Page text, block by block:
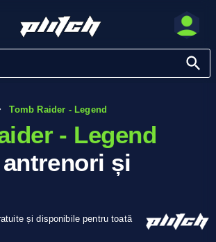
Tomb Raider - Legend
- Legend
și
și disponibile pentru toată